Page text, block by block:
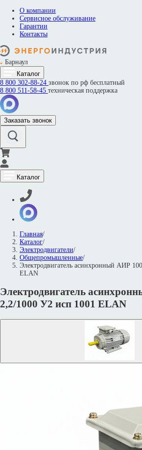
О компании
Сервисное обслуживание
Гарантии
Контакты
Барнаул
Каталог
8 800 302-88-24 звонок по рф бесплатный
8 800 511-58-45 техническая поддержка
Заказать звонок
Каталог
Главная/
Каталог/
Электродвигатели/
Общепромышленные/
Электродвигатель асинхронный АИР
ELAN
Электродвигатель
2,2/1000 У2 исп 1001 ELAN